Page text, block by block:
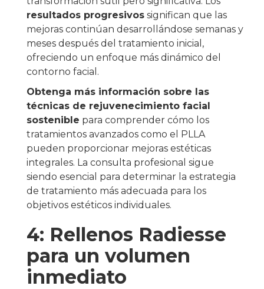
resultados progresivos significan que las
mejoras continúan desarrollándose semanas y
meses después del tratamiento inicial,
ofreciendo un enfoque más dinámico del
contorno facial.
Obtenga más información sobre las
técnicas de rejuvenecimiento facial
sostenible para comprender cómo los
tratamientos avanzados como el PLLA
pueden proporcionar mejoras estéticas
integrales. La consulta profesional sigue
siendo esencial para determinar la estrategia
de tratamiento más adecuada para los
objetivos estéticos individuales.
4: Rellenos Radiesse
para un volumen
inmediato